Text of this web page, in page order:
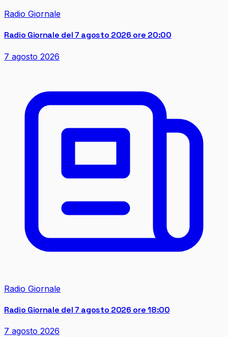
Radio Giornale
Radio Giornale del 7 agosto 2026 ore 20:00
7 agosto 2026
Radio Giornale
Radio Giornale del 7 agosto 2026 ore 18:00
7 agosto 2026